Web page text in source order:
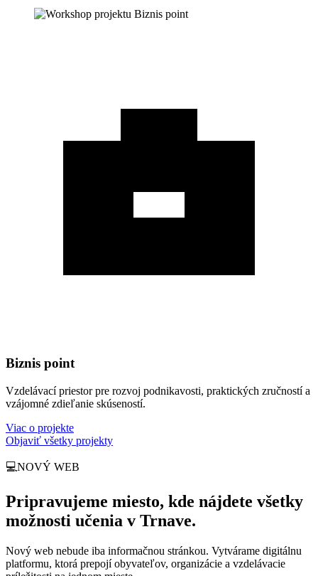
Biznis point
Vzdelávací priestor pre rozvoj podnikavosti, praktických zručností a
vzájomné zdieľanie skúseností.
Viac o projekte
Objaviť všetky projekty
💻NOVÝ WEB
Pripravujeme miesto, kde nájdete všetky
možnosti učenia v Trnave.
Nový web nebude iba informačnou stránkou. Vytvárame digitálnu
platformu, ktorá prepojí obyvateľov, organizácie a vzdelávacie